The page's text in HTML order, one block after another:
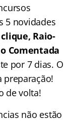
5 novidades
Raio-
Comentada
por 7 dias. O
preparação!
de volta!
não estão